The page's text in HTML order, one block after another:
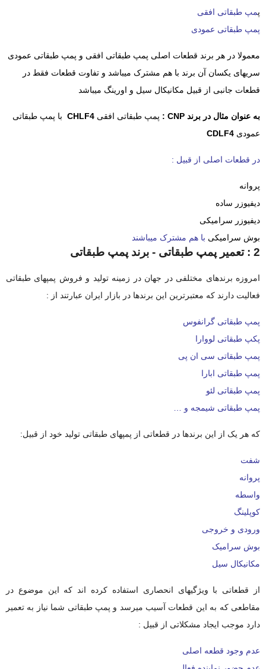
پمپ طبقاتی افقی
پمپ طبقاتی عمودی
معمولا در هر برند قطعات اصلی پمپ طبقاتی افقی و پمپ طبقاتی عمودی
سریهای یکسان آن برند با هم مشترک میباشد و تفاوت قطعات فقط در
قطعات جانبی از قبیل مکانیکال سیل و اورینگ میباشد
به عنوان مثال در برند CNP : پمپ طبقاتی افقی CHLF4 با پمپ طبقاتی
عمودی CDLF4
در قطعات اصلی از قبیل :
پروانه
دیفیوزر ساده
دیفیوزر سرامیکی
بوش سرامیکی با هم مشترک میباشند
2 : تعمیر پمپ طبقاتی - برند پمپ طبقاتی
امروزه برندهای مختلفی در جهان در زمینه تولید و فروش پمپهای طبقاتی
فعالیت دارند که معتبرترین این برندها در بازار ایران عبارتند از :
پمپ طبقاتی گرانفوس
پکپ طبقاتی لووارا
پمپ طبقاتی سی ان پی
پمپ طبقاتی ابارا
پمپ طبقاتی لئو
پمپ طبقاتی شیمجه و …
که هر یک از این برندها در قطعاتی از پمپهای طبقاتی تولید خود از قبیل:
شفت
پروانه
واسطه
کوپلینگ
ورودی و خروجی
بوش سرامیک
مکانیکال سیل
از قطعاتی با ویژگیهای انحصاری استفاده کرده اند که این موضوع در
مقاطعی که به این قطعات آسیب میرسد و پمپ طبقاتی شما نیاز به تعمیر
دارد موجب ایجاد مشکلاتی از قبیل :
عدم وجود قطعه اصلی